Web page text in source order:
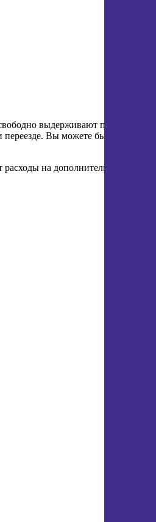
выдерживают предметы
Вы можете быть
на дополнительную